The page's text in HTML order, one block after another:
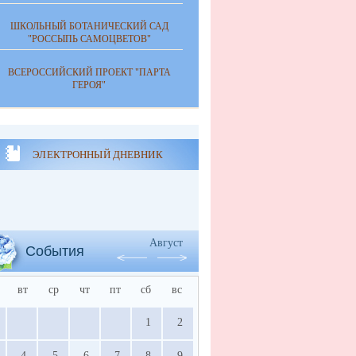
ШКОЛЬНЫЙ БОТАНИЧЕСКИЙ САД
"РОССЫПЬ САМОЦВЕТОВ"
ВСЕРОССИЙСКИЙ ПРОЕКТ "ПАРТА
ГЕРОЯ"
ЭЛЕКТРОННЫЙ ДНЕВНИК
События
Август
вт ср чт пт сб вс
1 2